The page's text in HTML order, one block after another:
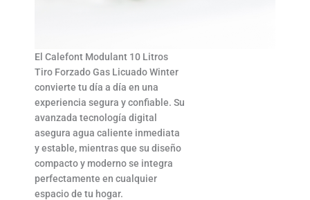
El Calefont Modulant 10 Litros
Tiro Forzado Gas Licuado Winter
convierte tu día a día en una
experiencia segura y confiable. Su
avanzada tecnología digital
asegura agua caliente inmediata
y estable, mientras que su diseño
compacto y moderno se integra
perfectamente en cualquier
espacio de tu hogar.